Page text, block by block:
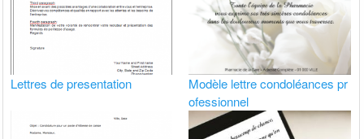
Lettres de presentation
Modèle lettre condoléances pr
ofessionnel